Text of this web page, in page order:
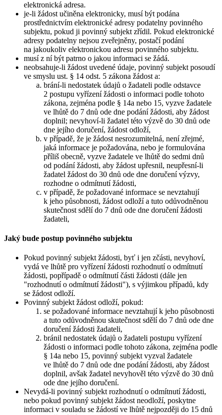
elektronická adresa.
je-li žádost učiněna elektronicky, musí být podána
prostřednictvím elektronické adresy podatelny povinného
subjektu, pokud ji povinný subjekt zřídil. Pokud elektronické
adresy podatelny nejsou zveřejněny, postačí podání
na jakoukoliv elektronickou adresu povinného subjektu.
musí z ní být patrno o jakou informaci se žádá.
neobsahuje-li žádost uvedené údaje, povinný subjekt posoudí
ve smyslu ust. § 14 odst. 5 zákona žádost a:
brání-li nedostatek údajů o žadateli podle odstavce
2 postupu vyřízení žádosti o informaci podle tohoto
zákona, zejména podle § 14a nebo 15, vyzve žadatele
ve lhůtě do 7 dnů ode dne podání žádosti, aby žádost
doplnil; nevyhoví-li žadatel této výzvě do 30 dnů ode
dne jejího doručení, žádost odloží,
v případě, že je žádost nesrozumitelná, není zřejmé,
jaká informace je požadována, nebo je formulována
příliš obecně, vyzve žadatele ve lhůtě do sedmi dnů
od podání žádosti, aby žádost upřesnil, neupřesní-li
žadatel žádost do 30 dnů ode dne doručení výzvy,
rozhodne o odmítnutí žádosti,
v případě, že požadované informace se nevztahují
k jeho působnosti, žádost odloží a tuto odůvodněnou
skutečnost sdělí do 7 dnů ode dne doručení žádosti
žadateli,
Jaký bude postup povinného subjektu
Pokud povinný subjekt žádosti, byť i jen zčásti, nevyhoví,
vydá ve lhůtě pro vyřízení žádosti rozhodnutí o odmítnutí
žádosti, popřípadě o odmítnutí části žádosti (dále jen
"rozhodnutí o odmítnutí žádosti"), s výjimkou případů, kdy
se žádost odloží.
Povinný subjekt žádost odloží, pokud:
se požadované informace nevztahují k jeho působnosti
a tuto odůvodněnou skutečnost sdělí do 7 dnů ode dne
doručení žádosti žadateli,
bránil nedostatek údajů o žadateli postupu vyřízení
žádosti o informaci podle tohoto zákona, zejména podle
§ 14a nebo 15, povinný subjekt vyzval žadatele
ve lhůtě do 7 dnů ode dne podání žádosti, aby žádost
doplnil, avšak žadatel nevyhověl této výzvě do 30 dnů
ode dne jejího doručení.
Nevydá-li povinný subjekt rozhodnutí o odmítnutí žádosti,
nebo pokud povinný subjekt žádost neodloží, poskytne
informaci v souladu se žádostí ve lhůtě nejpozději do 15 dnů